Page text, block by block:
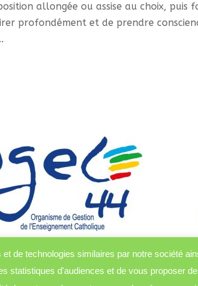
allongée ou assise au choix, puis
profondément et de prendre
de technologies similaires par notre société
statistiques d'audiences et de vous proposer